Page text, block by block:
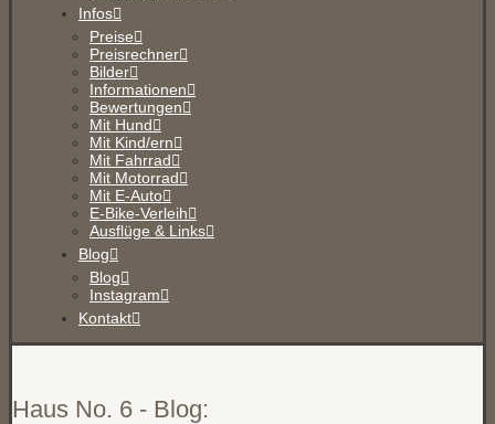
Infos
Preise
Preisrechner
Bilder
Informationen
Bewertungen
Mit Hund
Mit Kind/ern
Mit Fahrrad
Mit Motorrad
Mit E-Auto
E-Bike-Verleih
Ausflüge & Links
Blog
Blog
Instagram
Kontakt
Haus No. 6 - Blog: